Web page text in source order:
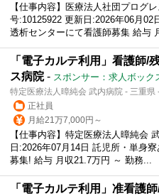
【仕事内容】医療法人社団プログ
号:10125922 更新日:2026年06月
透析センターにて看護師募集 給与
「電子カルテ利用」看護師/
ス病院- スポンサー：求人ボック
特定医療法人暲純会 武内病院 - 三重県
正社員
月給21万7,000円～
【仕事内容】特定医療法人暲純会
日:2026年07月14日 託児所・単身
募集! 給与 月収21.7万円 ～ 勤務...
「電子カルテ利用」准看護